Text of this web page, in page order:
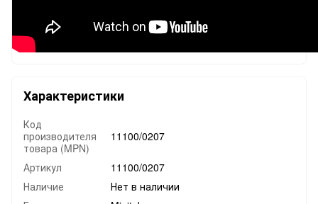
Характеристики
Код
производителя
товара (MPN)
11100/0207
Артикул
11100/0207
Наличие
Нет в наличии